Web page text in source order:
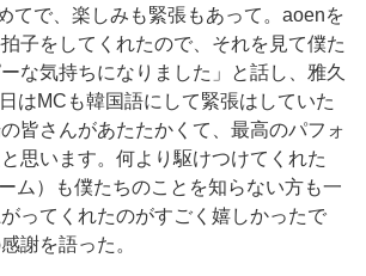
てで、楽しみも緊張もあって。aoenを
子をしてくれたので、それを見て僕た
な気持ちになりました」と話し、雅久
はMCも韓国語にして緊張はしていた
皆さんがあたたかくて、最高のパフォ
思います。何より駆けつけてくれた
ム）も僕たちのことを知らない方も一
ってくれたのがすごく嬉しかったで
謝を語った。